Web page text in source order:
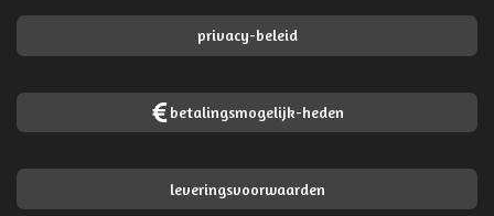
privacy-beleid
betalingsmogelijk-heden
leveringsvoorwaarden